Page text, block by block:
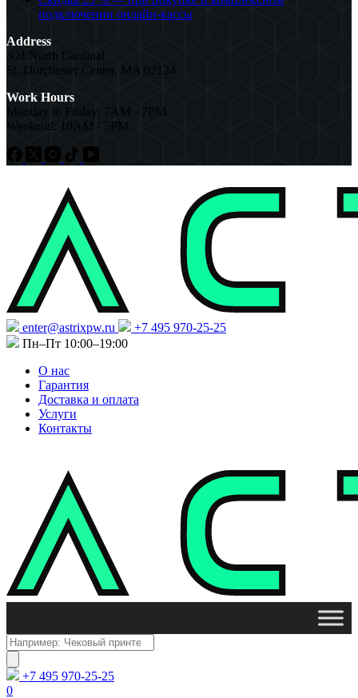
подключении онлайн-кассы
Address
304 North Cardinal
St. Dorchester Center, MA 02124
Work Hours
Monday to Friday: 7AM - 7PM
Weekend: 10AM - 5PM
enter@astrixpw.ru
+7 495 970-25-25
Пн–Пт 10:00–19:00
О нас
Гарантия
Доставка и оплата
Услуги
Контакты
Поиск
товаров
+7 495 970-25-25
0